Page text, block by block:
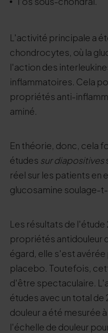
L'activité principale a
chondrocytes, où la
l'action des
inflammatoires. Cela
propriétés anti-
aminé.
En théorie, donc, cela
études sur diapositives
réel sur les patients en
glucosamine soulage-
Les résultats de
propriétés antidouleur
égard, elle s'est
placebo. Toutefois,
d'être spectaculaire.
études avec un total
douleur a été mesurée
l'échelle de douleur